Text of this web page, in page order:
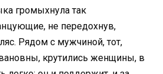
громыхнула так
не передохнув,
Рядом с мужчиной, тот,
крутились женщины, в